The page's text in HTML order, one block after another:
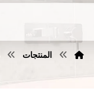
المنتجات